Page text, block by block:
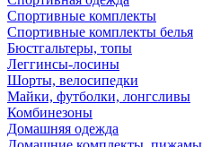
Спортивные комплекты
Спортивные комплекты белья
Бюстгальтеры, топы
Леггинсы-лосины
Шорты, велосипедки
Майки, футболки, лонгсливы
Комбинезоны
Домашняя одежда